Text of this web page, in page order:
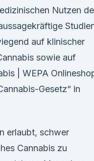
Nutzen
auf klinischer
sowie auf
| WEPA
Gesetz“ in
erlaubt, schwer
Cannabis zu